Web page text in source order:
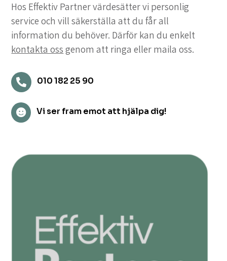
Hos Effektiv Partner värdesätter vi personlig
service och vill säkerställa att du får all
information du behöver. Därför kan du enkelt
kontakta oss genom att ringa eller maila oss.
 010 182 25 90
 Vi ser fram emot att hjälpa dig!